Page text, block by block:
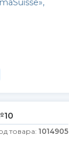
товара: 1014905